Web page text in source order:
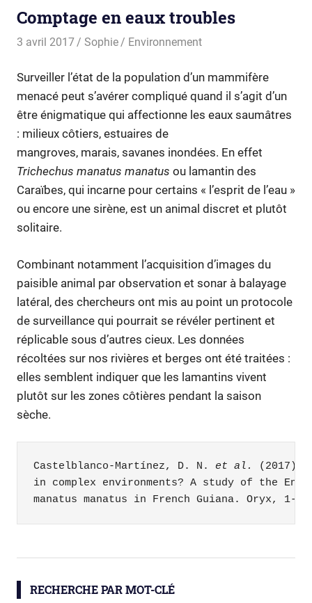
Comptage en eaux troubles
3 avril 2017 Sophie Environnement
Surveiller l’état de la population d’un mammifère
menacé peut s’avérer compliqué quand il s’agit d’un
être énigmatique qui affectionne les eaux saumâtres
: milieux côtiers, estuaires de
mangroves, marais, savanes inondées. En effet
Trichechus manatus manatus ou lamantin des
Caraïbes, qui incarne pour certains « l’esprit de l’eau »
ou encore une sirène, est un animal discret et plutôt
solitaire.
Combinant notamment l’acquisition d’images du
paisible animal par observation et sonar à balayage
latéral, des chercheurs ont mis au point un protocole
de surveillance qui pourrait se révéler pertinent et
réplicable sous d’autres cieux. Les données
récoltées sur nos rivières et berges ont été traitées :
elles semblent indiquer que les lamantins vivent
plutôt sur les zones côtières pendant la saison
sèche.
Castelblanco-Martínez, D. N. et al.
(2017).
in complex environments? A study of the
manatus manatus in French Guiana. Oryx, 1-
lamantin
RECHERCHE PAR MOT-CLÉ